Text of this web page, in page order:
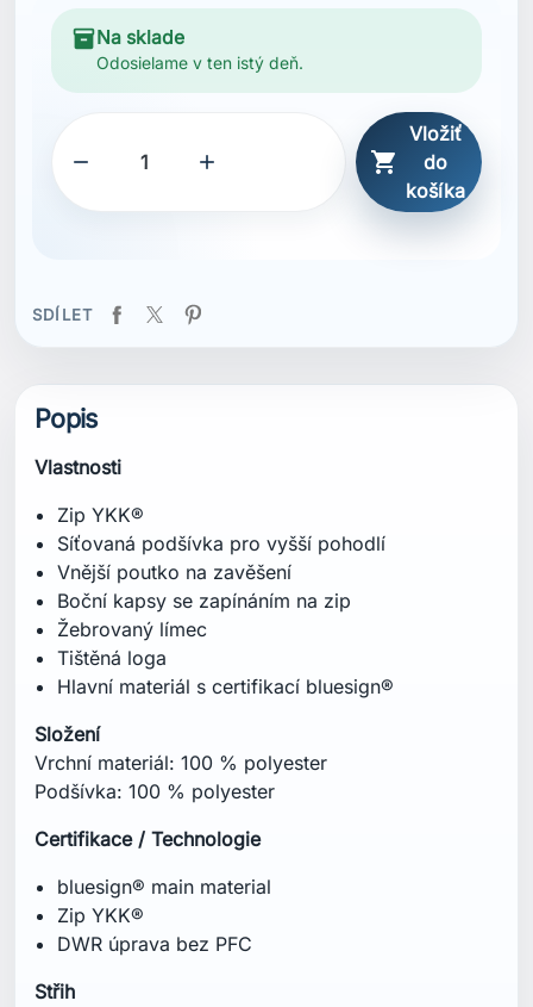
inventory_2Na sklade
Odosielame v ten istý deň.
  
Vložiť
do
košíka
SDÍLET
Popis
Vlastnosti
Zip YKK®
Síťovaná podšívka pro vyšší pohodlí
Vnější poutko na zavěšení
Boční kapsy se zapínáním na zip
Žebrovaný límec
Tištěná loga
Hlavní materiál s certifikací bluesign®
Složení
Vrchní materiál: 100 % polyester
Podšívka: 100 % polyester
Certifikace / Technologie
bluesign® main material
Zip YKK®
DWR úprava bez PFC
Střih